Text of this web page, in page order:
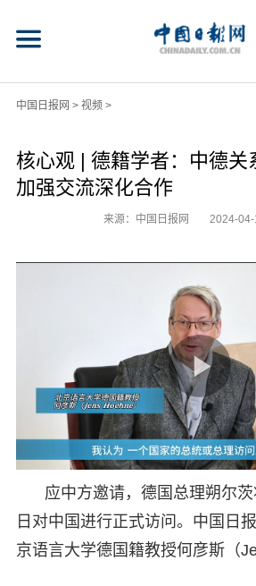
中国日报网 > 视频>
核心观 | 德籍学者：中德关
加强交流深化合作
来源：中国日报网 2024-
应中方邀请，德国总理朔尔
日对中国进行正式访问。中国日
京语言大学德国籍教授何彦斯（